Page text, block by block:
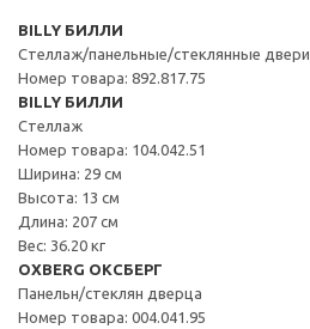
BILLY БИЛЛИ
Стеллаж/панельные/стеклянные двери
Номер товара: 892.817.75
BILLY БИЛЛИ
Стеллаж
Номер товара: 104.042.51
Ширина: 29 см
Высота: 13 см
Длина: 207 см
Вес: 36.20 кг
OXBERG ОКСБЕРГ
Панельн/стеклян дверца
Номер товара: 004.041.95